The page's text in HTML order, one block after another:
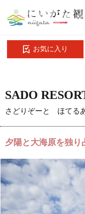
お気に入り
SADO
さどりぞーと ほてる
夕陽と大海原を独り